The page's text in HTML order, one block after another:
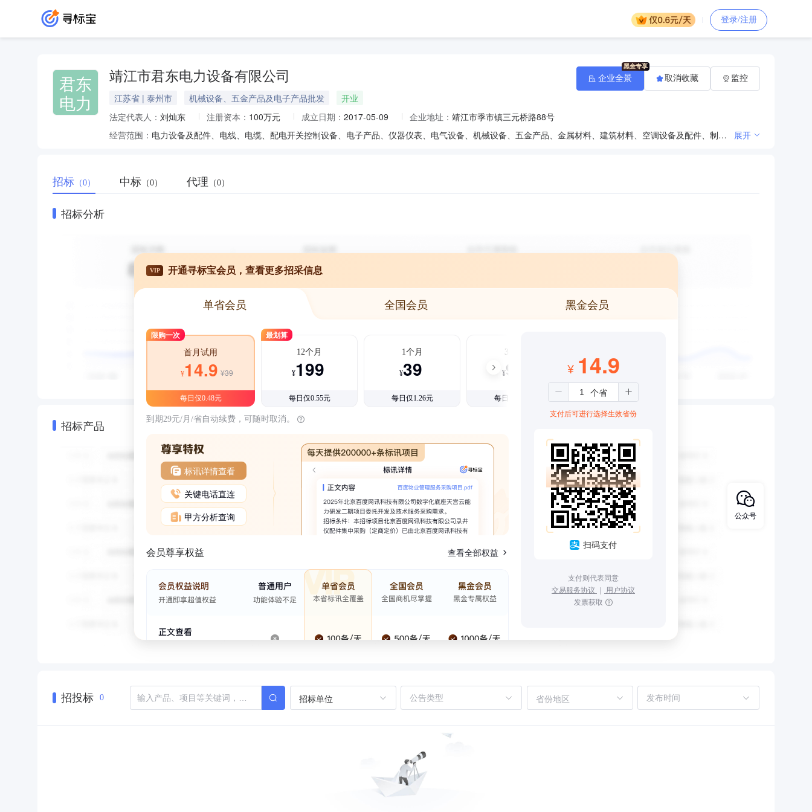
登录/注册
君东
电力
靖江市君东电力设备有限公司
江苏省 | 泰州市 机械设备、五金产品及电子产品批发
开业
法定代表人： 刘灿东 注册资本： 100万元 成立日期： 2017-05-09 企业地址： 靖江市季市镇三元桥路88号
经营范围：
电力设备及配件、电线、电缆、配电开关控制设备、电子产品、仪器仪表、电气设备、机械设备、五金产品、金属材料、建筑材料、空调设备及配件、制冷设备及配件、通用设备、净化设备、风机、阀门、泵、汽车配件、水性涂料、日用百货、办公用品销售；园林绿化工程施工；为房屋建筑、园林绿化工程施工提供本单位劳动力资源（限国内，中介除外）##。第一类医疗器械销售；第二类医疗器械销售； 展开
企业全景 取消收藏 监控
招标 （0） 中标 （0） 代理 （0）
招标分析
招标产品
VIP 开通寻标宝会员，查看更多招采信息
单省会员 全国会员 黑金会员
限购一次
首月试用
¥14.9 ¥39
每日仅0.48元
最划算
12个月
¥199
每日仅0.55元
1个月
¥39
每日仅1.26元
3个月
¥99
每日仅1.08元
到期29元/月/省自动续费，可随时取消。
标讯详情查看
关键电话直连
甲方分析查询
会员尊享权益 查看全部权益
¥ 14.9
支付后可进行选择生效省份
扫码支付
支付则代表同意
交易服务协议 ｜ 用户协议
发票获取
招投标 0 招标单位 省份地区
公众号